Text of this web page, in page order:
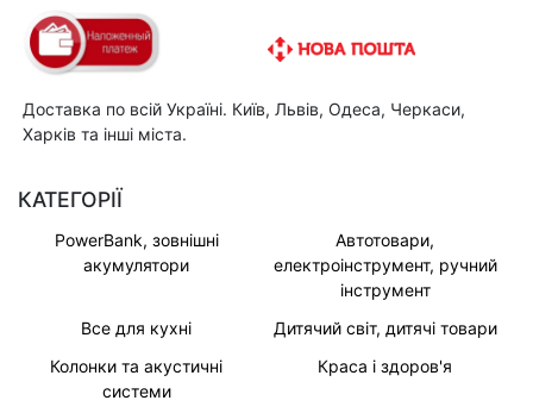
Доставка по всій Україні. Київ, Львів, Одеса, Черкаси,
Харків та інші міста.
КАТЕГОРІЇ
PowerBank, зовнішні
акумулятори
Автотовари,
електроінструмент, ручний
інструмент
Все для кухні
Дитячий світ, дитячі товари
Колонки та акустичні
системи
Краса і здоров'я